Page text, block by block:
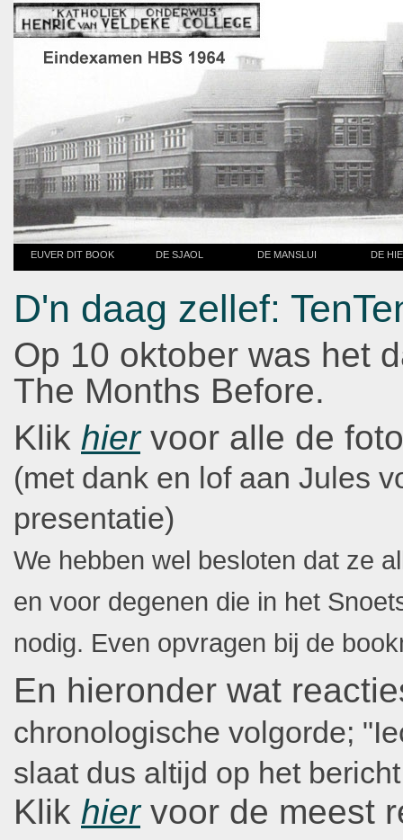
EUVER DIT BOOK DE SJAOL DE MANSLUI DE
D'n daag zellef:
Op 10 oktober was het
The Months Before.
Klik hiervoor alle de
(met dank en lof aan Jules
presentatie)
We hebben wel besloten dat ze
en voor degenen die in het
nodig. Even opvragen bij de
En hieronder wat
chronologische volgorde;
slaat dus altijd op het
Klik hiervoor de meest